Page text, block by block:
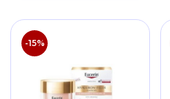
-15%